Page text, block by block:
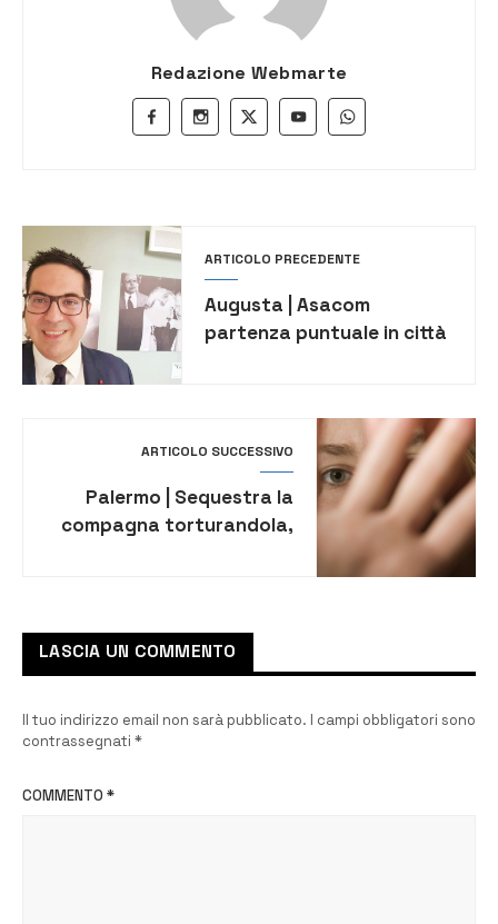
Redazione Webmarte
ARTICOLO PRECEDENTE
Augusta | Asacom
partenza puntuale in città
ARTICOLO SUCCESSIVO
Palermo | Sequestra la
compagna torturandola,
LASCIA UN COMMENTO
Il tuo indirizzo email non sarà pubblicato. I campi obbligatori sono
contrassegnati *
COMMENTO *